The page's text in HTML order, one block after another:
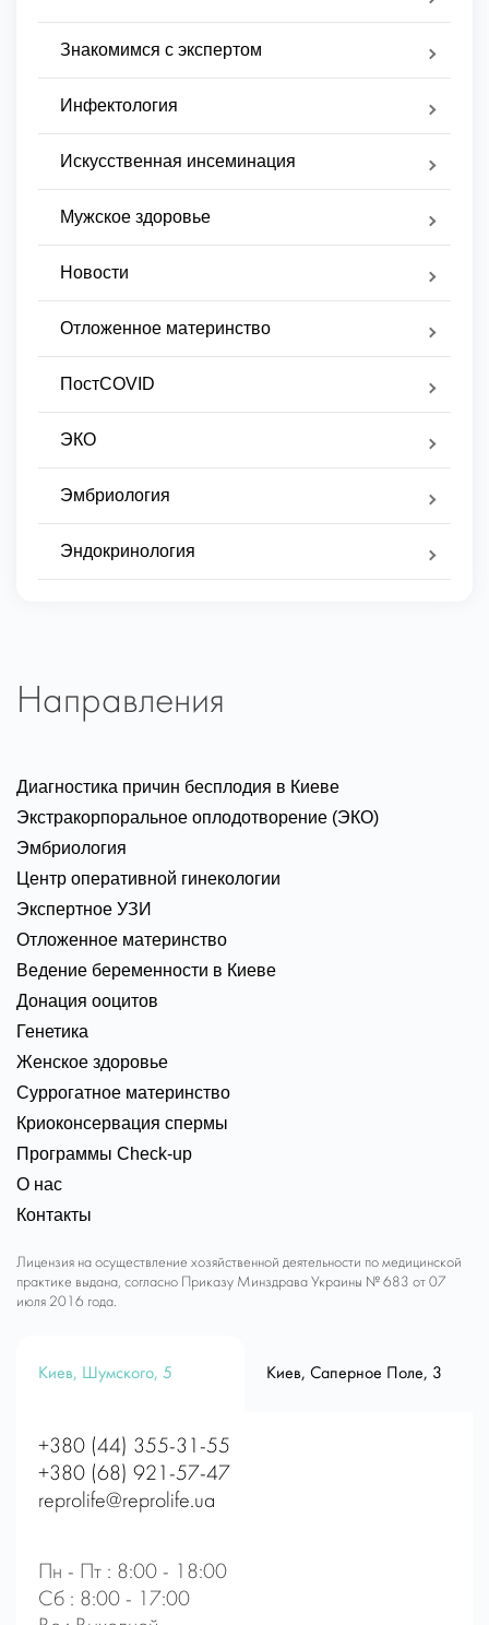
Знакомимся с экспертом
Инфектология
Искусственная инсеминация
Мужское здоровье
Новости
Отложенное материнство
ПостCOVID
ЭКО
Эмбриология
Эндокринология
Направления
Диагностика причин бесплодия в Киеве
Экстракорпоральное оплодотворение (ЭКО)
Эмбриология
Центр оперативной гинекологии
Экспертное УЗИ
Отложенное материнство
Ведение беременности в Киеве
Донация ооцитов
Генетика
Женское здоровье
Суррогатное материнство
Криоконсервация спермы
Программы Check-up
О нас
Контакты
Лицензия на осуществление хозяйственной деятельности по медицинской
практике выдана, согласно Приказу Минздрава Украины № 683 от 07
июля 2016 года.
Киев, Шумского, 5 Киев, Саперное Поле, 3
+380 (44) 355-31-55
+380 (68) 921-57-47
reprolife@reprolife.ua
Пн - Пт : 8:00 - 18:00
Сб : 8:00 - 17:00